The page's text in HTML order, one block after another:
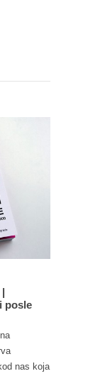
posle
nas koja